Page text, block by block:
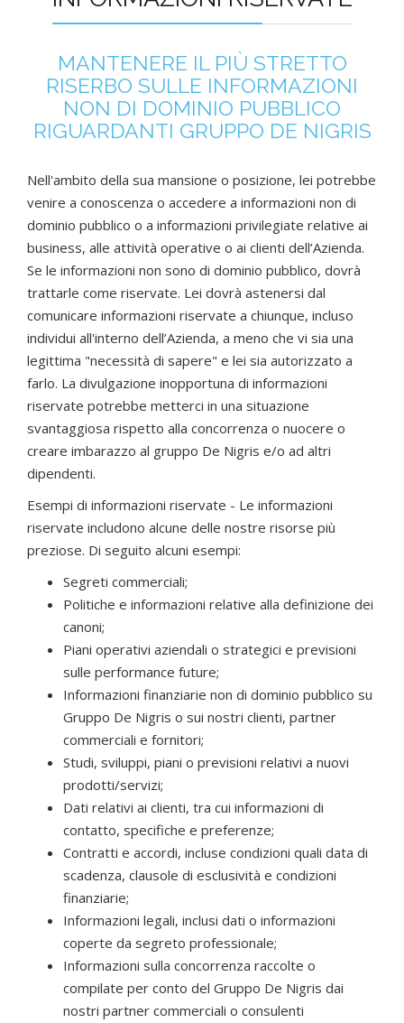
MANTENERE IL PIÙ STRETTO
RISERBO SULLE INFORMAZIONI
NON DI DOMINIO PUBBLICO
RIGUARDANTI GRUPPO DE NIGRIS
Nell'ambito della sua mansione o posizione, lei potrebbe
venire a conoscenza o accedere a informazioni non di
dominio pubblico o a informazioni privilegiate relative ai
business, alle attività operative o ai clienti dell’Azienda.
Se le informazioni non sono di dominio pubblico, dovrà
trattarle come riservate. Lei dovrà astenersi dal
comunicare informazioni riservate a chiunque, incluso
individui all'interno dell’Azienda, a meno che vi sia una
legittima "necessità di sapere" e lei sia autorizzato a
farlo. La divulgazione inopportuna di informazioni
riservate potrebbe metterci in una situazione
svantaggiosa rispetto alla concorrenza o nuocere o
creare imbarazzo al gruppo De Nigris e/o ad altri
dipendenti.
Esempi di informazioni riservate - Le informazioni
riservate includono alcune delle nostre risorse più
preziose. Di seguito alcuni esempi:
Segreti commerciali;
Politiche e informazioni relative alla definizione dei
canoni;
Piani operativi aziendali o strategici e previsioni
sulle performance future;
Informazioni finanziarie non di dominio pubblico su
Gruppo De Nigris o sui nostri clienti, partner
commerciali e fornitori;
Studi, sviluppi, piani o previsioni relativi a nuovi
prodotti/servizi;
Dati relativi ai clienti, tra cui informazioni di
contatto, specifiche e preferenze;
Contratti e accordi, incluse condizioni quali data di
scadenza, clausole di esclusività e condizioni
finanziarie;
Informazioni legali, inclusi dati o informazioni
coperte da segreto professionale;
Informazioni sulla concorrenza raccolte o
compilate per conto del Gruppo De Nigris dai
nostri partner commerciali o consulenti